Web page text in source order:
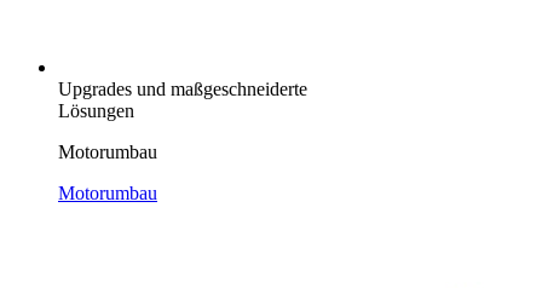
Upgrades und maßgeschneiderte
Lösungen
Motorumbau
Motorumbau